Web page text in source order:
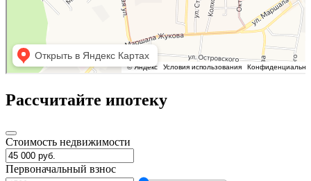
Рассчитайте ипотеку
Стоимость недвижимости
Первоначальный взнос